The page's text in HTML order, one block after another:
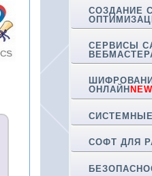
СОЗДАНИЕ
СЕРВИСЫ
ОНЛАЙН NEW
СОФТ ДЛЯ